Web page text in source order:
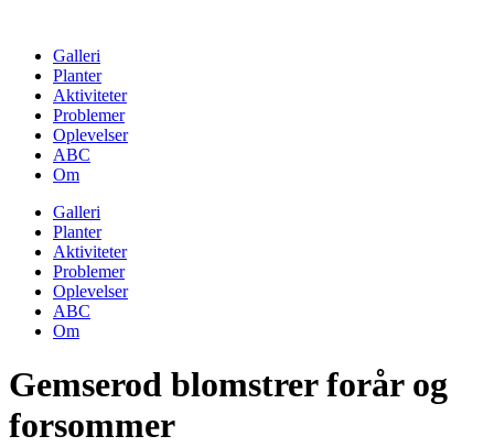
contentGalleri
Planter
Aktiviteter
Problemer
Oplevelser
ABC
Om
Galleri
Planter
Aktiviteter
Problemer
Oplevelser
ABC
Om
Gemserod blomstrer forår og
forsommer